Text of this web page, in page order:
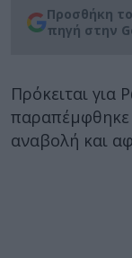
Προσθήκη
πηγή στην
Πρόκειται
αναβολή και